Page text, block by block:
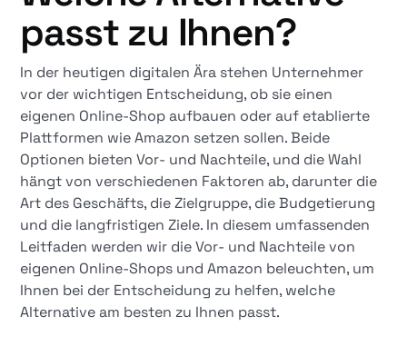
passt zu Ihnen?
In der heutigen digitalen Ära stehen Unternehmer
vor der wichtigen Entscheidung, ob sie einen
eigenen Online-Shop aufbauen oder auf etablierte
Plattformen wie Amazon setzen sollen. Beide
Optionen bieten Vor- und Nachteile, und die Wahl
hängt von verschiedenen Faktoren ab, darunter die
Art des Geschäfts, die Zielgruppe, die Budgetierung
und die langfristigen Ziele. In diesem umfassenden
Leitfaden werden wir die Vor- und Nachteile von
eigenen Online-Shops und Amazon beleuchten, um
Ihnen bei der Entscheidung zu helfen, welche
Alternative am besten zu Ihnen passt.